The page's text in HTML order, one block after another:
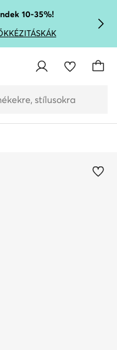
10-35%!
KÉZITÁSKÁK
stílusokra